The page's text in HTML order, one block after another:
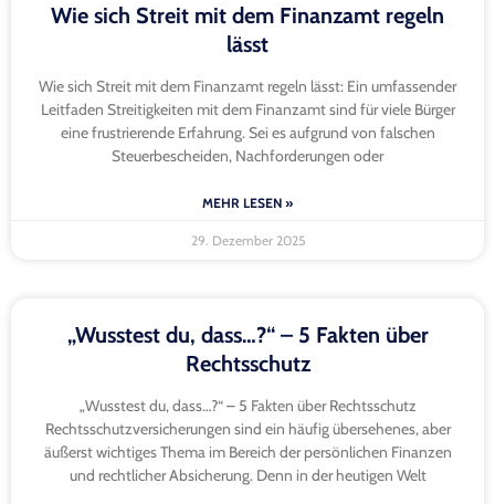
Wie sich Streit mit dem Finanzamt regeln
lässt
Wie sich Streit mit dem Finanzamt regeln lässt: Ein umfassender
Leitfaden Streitigkeiten mit dem Finanzamt sind für viele Bürger
eine frustrierende Erfahrung. Sei es aufgrund von falschen
Steuerbescheiden, Nachforderungen oder
MEHR LESEN »
29. Dezember 2025
„Wusstest du, dass…?“ – 5 Fakten über
Rechtsschutz
„Wusstest du, dass…?“ – 5 Fakten über Rechtsschutz
Rechtsschutzversicherungen sind ein häufig übersehenes, aber
äußerst wichtiges Thema im Bereich der persönlichen Finanzen
und rechtlicher Absicherung. Denn in der heutigen Welt